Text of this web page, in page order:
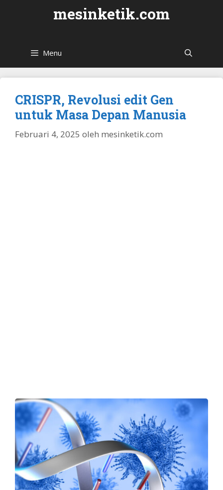
mesinketik.com
Menu
CRISPR, Revolusi edit Gen
untuk Masa Depan Manusia
Februari 4, 2025 oleh mesinketik.com